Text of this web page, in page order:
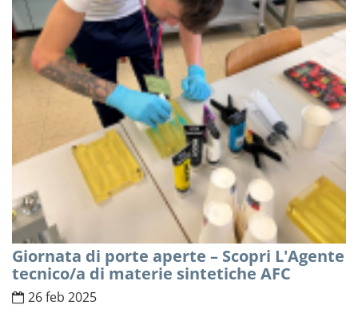
Giornata di porte aperte – Scopri L'Agente
tecnico/a di materie sintetiche AFC
26 feb 2025